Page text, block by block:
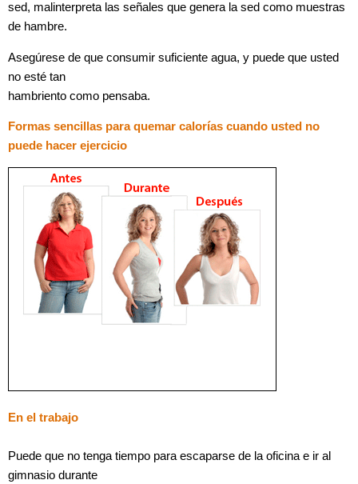
sed, malinterpreta las señales que genera la sed como muestras
de hambre.
Asegúrese de que consumir suficiente agua, y puede que usted
no esté tan
hambriento como pensaba.
Formas sencillas para quemar calorías cuando usted no
puede hacer ejercicio
En el trabajo
Puede que no tenga tiempo para escaparse de la oficina e ir al
gimnasio durante